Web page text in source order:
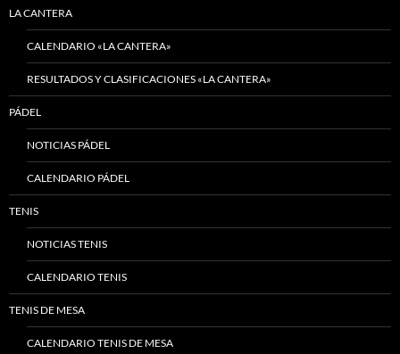
LA CANTERA
CALENDARIO «LA CANTERA»
RESULTADOS Y CLASIFICACIONES «LA CANTERA»
PÁDEL
NOTICIAS PÁDEL
CALENDARIO PÁDEL
TENIS
NOTICIAS TENIS
CALENDARIO TENIS
TENIS DE MESA
CALENDARIO TENIS DE MESA